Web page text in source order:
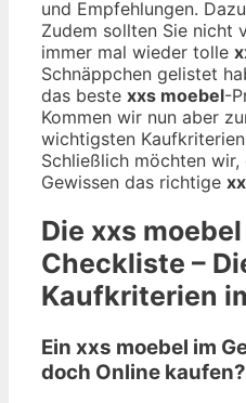
und Empfehlungen.
Zudem sollten Sie nicht
immer mal wieder tolle
Schnäppchen gelistet
das beste xxs moebel-
Kommen wir nun aber
wichtigsten
Schließlich möchten
Gewissen das richtige
Die xxs moebel
Checkliste –
Kaufkriterien
Ein xxs moebel im
doch Online kaufen?